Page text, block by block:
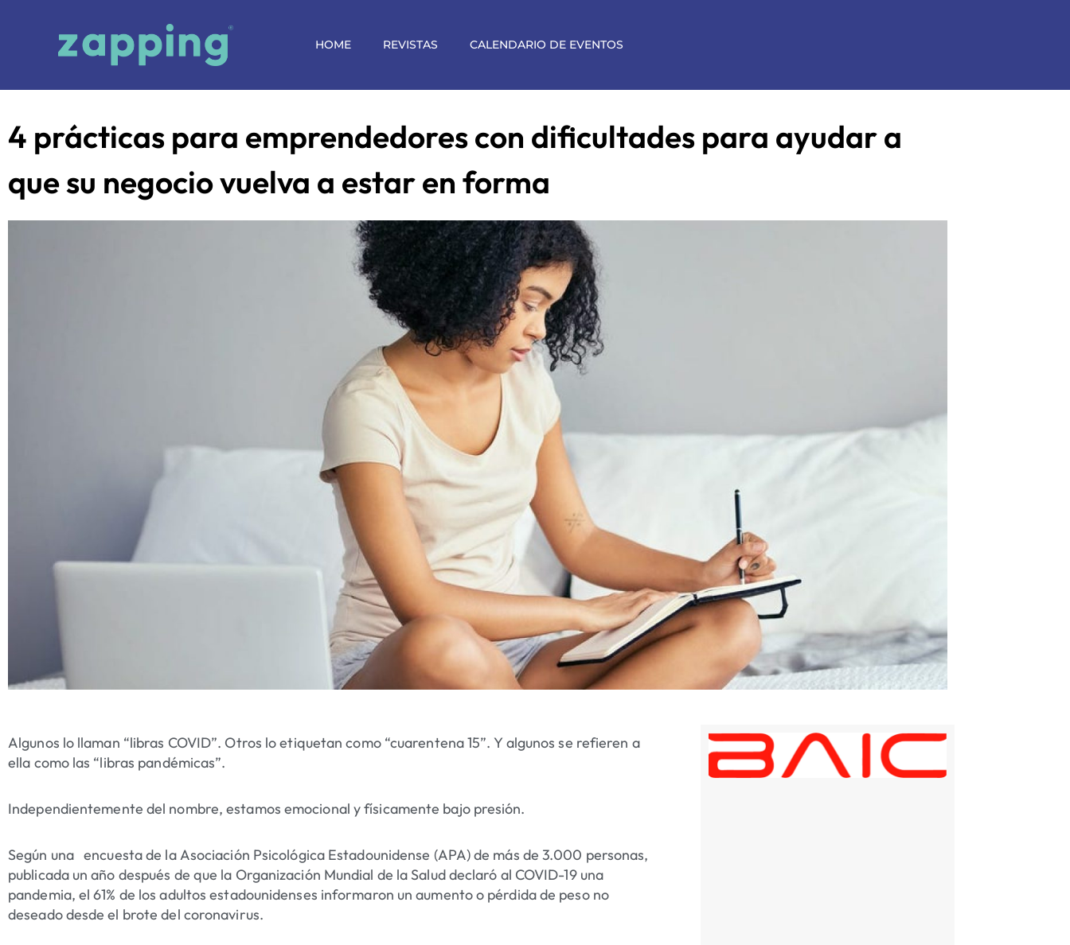
HOME REVISTAS CALENDARIO DE EVENTOS
4 prácticas para emprendedores con dificultades para ayudar a
que su negocio vuelva a estar en forma
Algunos lo llaman “libras COVID”. Otros lo etiquetan como “cuarentena 15”. Y algunos se refieren a
ella como las “libras pandémicas”.
Independientemente del nombre, estamos emocional y físicamente bajo presión.
Según una encuesta de la Asociación Psicológica Estadounidense (APA) de más de 3.000 personas,
publicada un año después de que la Organización Mundial de la Salud declaró al COVID-19 una
pandemia, el 61% de los adultos estadounidenses informaron un aumento o pérdida de peso no
deseado desde el brote del coronavirus.